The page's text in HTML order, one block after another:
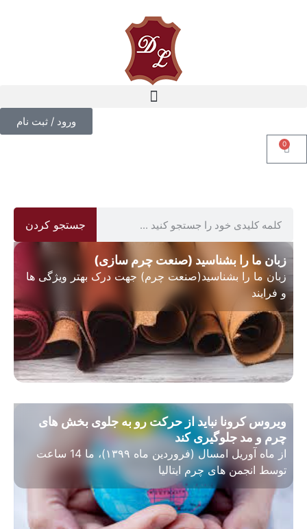
ورود / ثبت نام
0
جستجو کردن
زبان ما را بشناسید (صنعت چرم سازی)
زبان ما را بشناسید(صنعت چرم) جهت درک بهتر ویژگی ها
و فرایند
ویروس کرونا نباید از حرکت رو به جلوی بخش های
چرم و مد جلوگیری کند
از ماه آوریل امسال (فروردین ماه ۱۳۹۹)، ما 14 ساعت
توسط انجمن های چرم ایتالیا